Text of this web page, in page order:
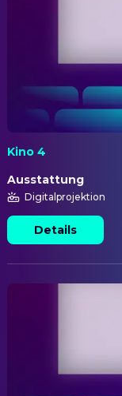
Kino 4
Ausstattung
Digitalprojektion
Details